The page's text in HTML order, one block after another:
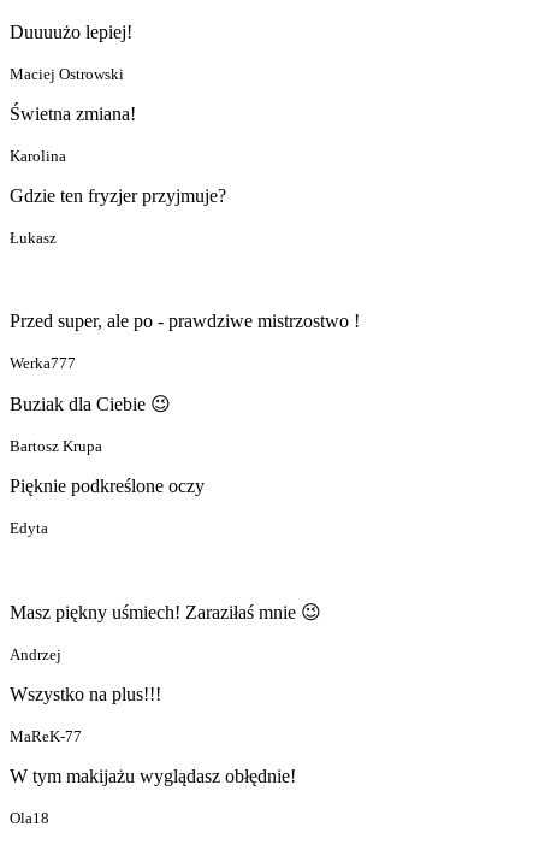
Duuuużo lepiej!
Maciej Ostrowski
Świetna zmiana!
Karolina
Gdzie ten fryzjer przyjmuje?
Łukasz
Przed super, ale po - prawdziwe mistrzostwo !
Werka777
Buziak dla Ciebie 😉
Bartosz Krupa
Pięknie podkreślone oczy
Edyta
Masz piękny uśmiech! Zaraziłaś mnie 😉
Andrzej
Wszystko na plus!!!
MaReK-77
W tym makijażu wyglądasz obłędnie!
Ola18